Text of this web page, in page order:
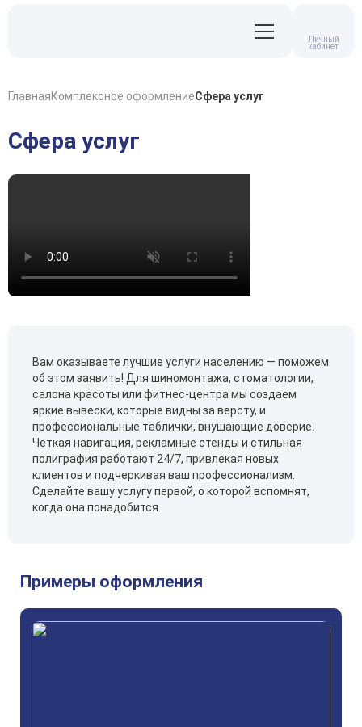
Личный
кабинет
ГлавнаяКомплексное оформлениеСфера услуг
Сфера услуг
Вам оказываете лучшие услуги населению — поможем
об этом заявить! Для шиномонтажа, стоматологии,
салона красоты или фитнес-центра мы создаем
яркие вывески, которые видны за версту, и
профессиональные таблички, внушающие доверие.
Четкая навигация, рекламные стенды и стильная
полиграфия работают 24/7, привлекая новых
клиентов и подчеркивая ваш профессионализм.
Сделайте вашу услугу первой, о которой вспомнят,
когда она понадобится.
Примеры оформления